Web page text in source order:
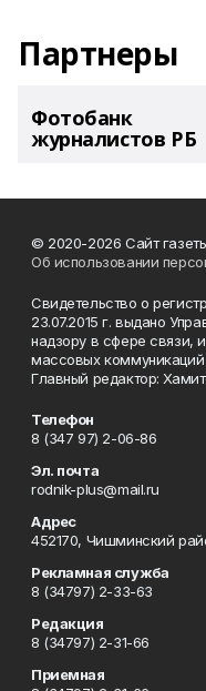
Партнеры
Фотобанк
журналистов РБ
© 2020-2026 Сайт
Об использовании
Свидетельство о
23.07.2015 г. выдано
надзору в сфере связи,
массовых коммуникаций
Главный редактор:
Телефон
8 (347 97) 2-06-86
Эл. почта
rodnik-plus@mail.ru
Адрес
452170, Чишминский
Рекламная служба
8 (34797) 2-33-63
Редакция
8 (34797) 2-31-66
Приемная